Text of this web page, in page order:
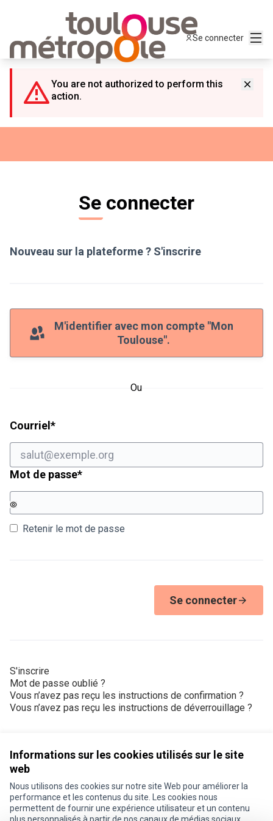
Informations sur les cookies utilisés sur le site
web
Nous utilisons des cookies sur notre site Web pour améliorer la
performance et les contenus du site. Les cookies nous
permettent de fournir une expérience utilisateur et un contenu
Se connecter
You are not authorized to perform this
action.
Se connecter
Nouveau sur la plateforme ? S'inscrire
M'identifier avec mon compte "Mon
Toulouse".
Ou
Courriel *Champ obligatoire
Mot de passe*Champ obligatoire
Retenir le mot de passe
Se connecter
S'inscrire
Mot de passe oublié ?
Vous n’avez pas reçu les instructions de confirmation ?
Vous n’avez pas reçu les instructions de déverrouillage ?
Conditions d'utilisation
Paramètres des cookies
Je participe ! sur X
Je participe ! sur Facebook
Je participe ! sur Instagram